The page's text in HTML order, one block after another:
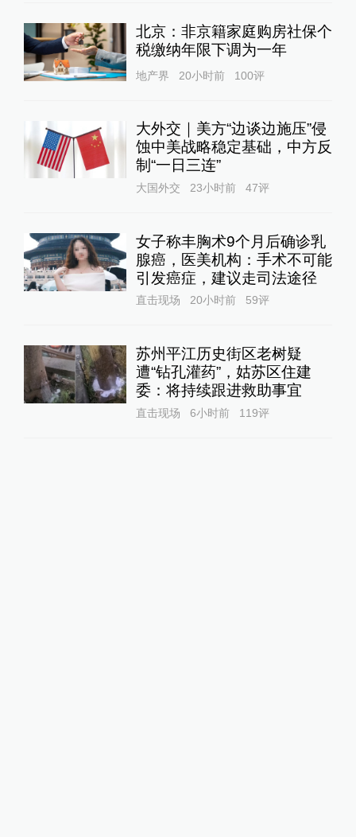
北京：非京籍家庭购房社保个
税缴纳年限下调为一年
地产界 20小时前 100评
大外交｜美方“边谈边施压”侵
蚀中美战略稳定基础，中方反
制“一日三连”
大国外交 23小时前 47评
女子称丰胸术9个月后确诊乳
腺癌，医美机构：手术不可能
引发癌症，建议走司法途径
直击现场 20小时前 59评
苏州平江历史街区老树疑
遭“钻孔灌药”，姑苏区住建
委：将持续跟进救助事宜
直击现场 6小时前 119评